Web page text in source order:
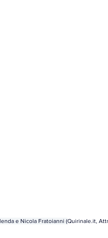
e Nicola Fratoianni (Quirinale.it,